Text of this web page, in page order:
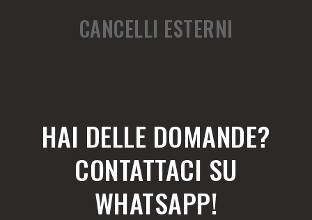
CANCELLI ESTERNI
HAI DELLE DOMANDE?
CONTATTACI SU
WHATSAPP!